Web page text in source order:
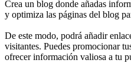
Crea un blog donde añadas
y optimiza las páginas del blog
De este modo, podrá añadir
visitantes. Puedes promocionar
ofrecer información valiosa a tu